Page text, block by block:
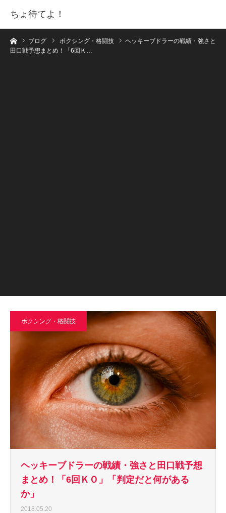
ちょ待てよ！
ホームブログ ボクシング・格闘技
ヘッキーブドラーの戦績・強さと
田口戦予想まとめ！「6回Ｋ…
ボクシング・格闘技
ヘッキーブドラーの戦績・強さと田口戦予想
まとめ！「6回ＫＯ」「判定だと何がある
か」
2018.05.20